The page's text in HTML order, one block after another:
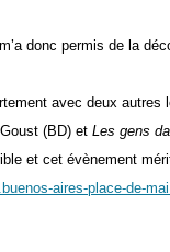
donc permis de la
avec deux autres
(BD) et Les gens
et cet évènement
aires-place-de-